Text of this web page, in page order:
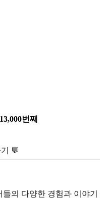
번째
💬
의 다양한 경험과 이야기